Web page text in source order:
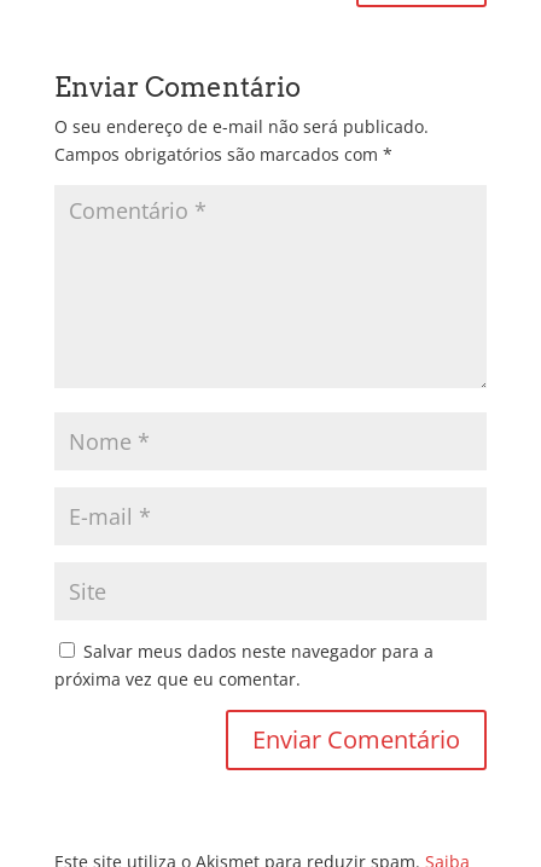
Enviar Comentário
O seu endereço de e-mail não será publicado.
Campos obrigatórios são marcados com *
Salvar meus dados neste navegador para a
próxima vez que eu comentar.
Este site utiliza o Akismet para reduzir spam. Saiba